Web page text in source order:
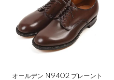
オールデン N9402 プレーント